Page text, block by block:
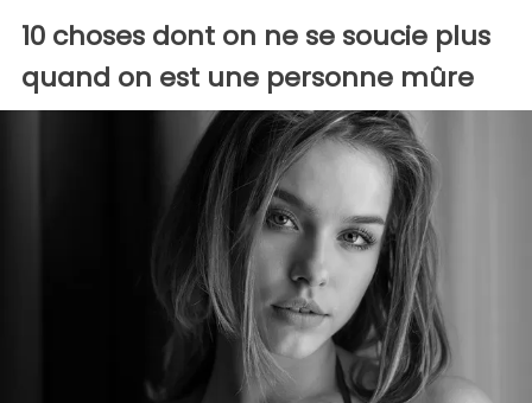
10 choses dont on ne se soucie plus
quand on est une personne mûre